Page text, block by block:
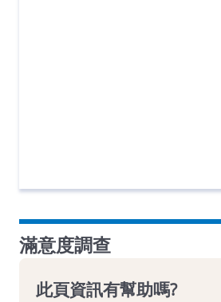
滿意度調查
此頁資訊有幫助嗎?